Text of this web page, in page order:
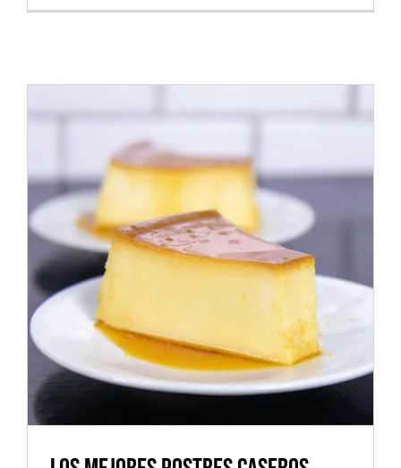
Los Mejores Postres Caseros
Para Disfrutar Hasta El Final
Alimentos Productos naturales